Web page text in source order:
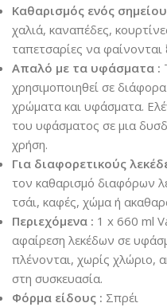
Καθαρισμός ενός
χαλιά, καναπέδες,
ταπετσαρίες να φαίνονται
Απαλό με τα υφάσματα :
χρησιμοποιηθεί σε
χρώματα και υφάσματα.
του υφάσματος σε μια
χρήση.
Για διαφορετικούς
τον καθαρισμό διαφόρων
τσάι, καφές, χώμα ή
Περιεχόμενα : 1 x 660 ml
αφαίρεση λεκέδων σε
πλένονται, χωρίς χλώριο,
στη συσκευασία.
Φόρμα είδους : Σπρέι